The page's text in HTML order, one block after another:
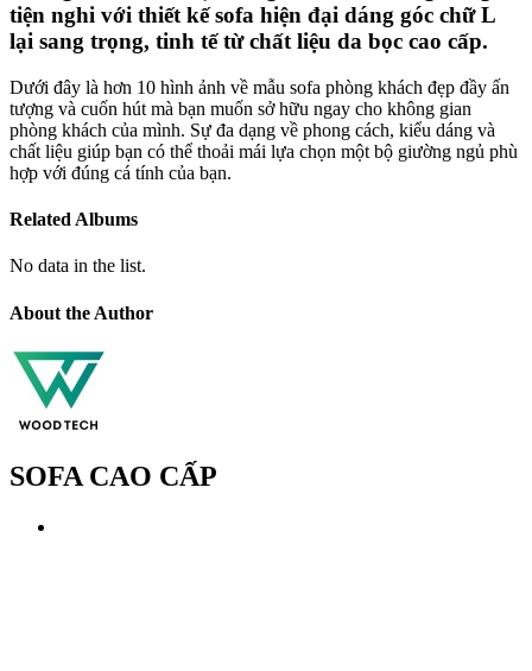
tiện nghi với thiết kế sofa hiện đại dáng góc chữ L
lại sang trọng, tinh tế từ chất liệu da bọc cao cấp.
Dưới đây là hơn 10 hình ảnh về mẫu sofa phòng khách đẹp đầy ấn
tượng và cuốn hút mà bạn muốn sở hữu ngay cho không gian
phòng khách của mình. Sự đa dạng về phong cách, kiểu dáng và
chất liệu giúp bạn có thể thoải mái lựa chọn một bộ giường ngủ phù
hợp với đúng cá tính của bạn.
Related Albums
No data in the list.
About the Author
SOFA CAO CẤP